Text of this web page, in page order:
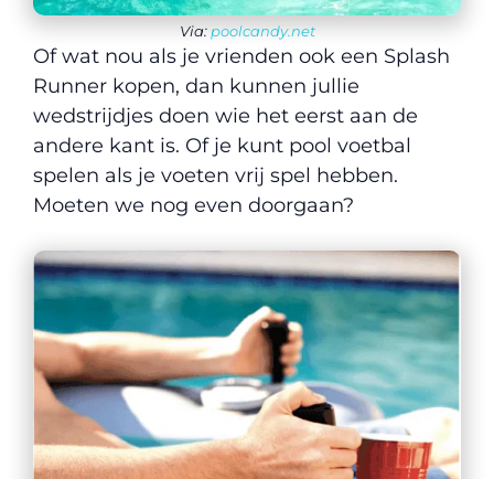
Via: poolcandy.net
Of wat nou als je vrienden ook een Splash
Runner kopen, dan kunnen jullie
wedstrijdjes doen wie het eerst aan de
andere kant is. Of je kunt pool voetbal
spelen als je voeten vrij spel hebben.
Moeten we nog even doorgaan?